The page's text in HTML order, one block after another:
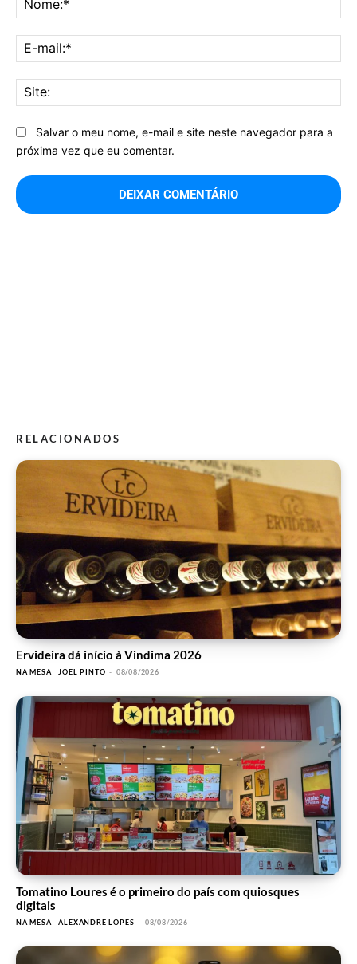
Salvar o meu nome, e-mail e site neste navegador para a
próxima vez que eu comentar.
RELACIONADOS
Ervideira dá início à Vindima 2026
NA MESA JOEL PINTO - 08/08/2026
Tomatino Loures é o primeiro do país com quiosques
digitais
NA MESA ALEXANDRE LOPES - 08/08/2026